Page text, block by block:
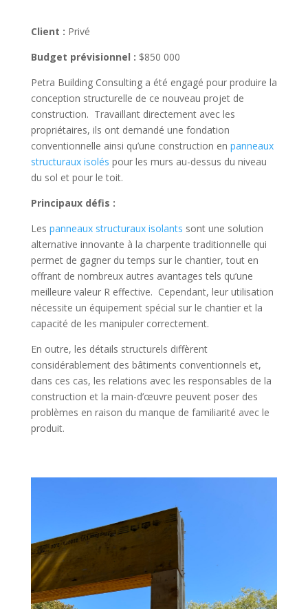
Client : Privé
Budget prévisionnel : $850 000
Petra Building Consulting a été engagé pour produire la
conception structurelle de ce nouveau projet de
construction. Travaillant directement avec les
propriétaires, ils ont demandé une fondation
conventionnelle ainsi qu’une construction en panneaux
structuraux isolés pour les murs au-dessus du niveau
du sol et pour le toit.
Principaux défis :
Les panneaux structuraux isolants sont une solution
alternative innovante à la charpente traditionnelle qui
permet de gagner du temps sur le chantier, tout en
offrant de nombreux autres avantages tels qu’une
meilleure valeur R effective. Cependant, leur utilisation
nécessite un équipement spécial sur le chantier et la
capacité de les manipuler correctement.
En outre, les détails structurels diffèrent
considérablement des bâtiments conventionnels et,
dans ces cas, les relations avec les responsables de la
construction et la main-d’œuvre peuvent poser des
problèmes en raison du manque de familiarité avec le
produit.